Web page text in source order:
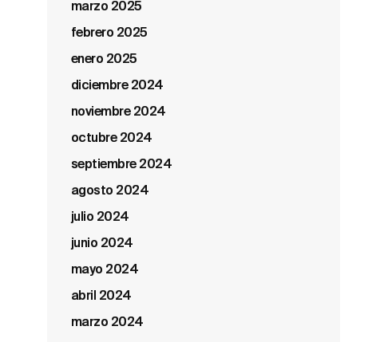
marzo 2025
febrero 2025
enero 2025
diciembre 2024
noviembre 2024
octubre 2024
septiembre 2024
agosto 2024
julio 2024
junio 2024
mayo 2024
abril 2024
marzo 2024